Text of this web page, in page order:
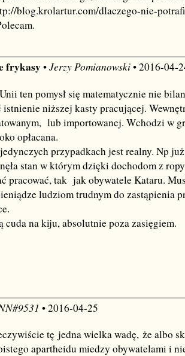
blog.krolartur.com/dlaczego-nie-
frykasy•Jerzy Pomianowski• 2016-04-
ten pomysł się matematycznie nie
istnienie niższej kasty pracującej.
lub importowanej. Wchodzi w
opłacana.
przypadkach jest realny. Np
stan w którym dzięki dochodom z
pracować, tak jak obywatele Kataru.
ludziom trudnym do zastąpienia
cuda na kiju, absolutnie poza zasięgiem.
• 2016-04-25
tę jedna wielka wadę, że albo
apartheidu miedzy obywatelami i